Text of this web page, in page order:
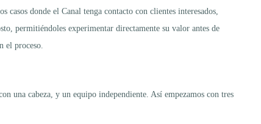
donde el Canal tenga contacto con clientes interesados,
permitiéndoles experimentar directamente su valor antes de
el proceso.
una cabeza, y un equipo independiente. Así empezamos con tres